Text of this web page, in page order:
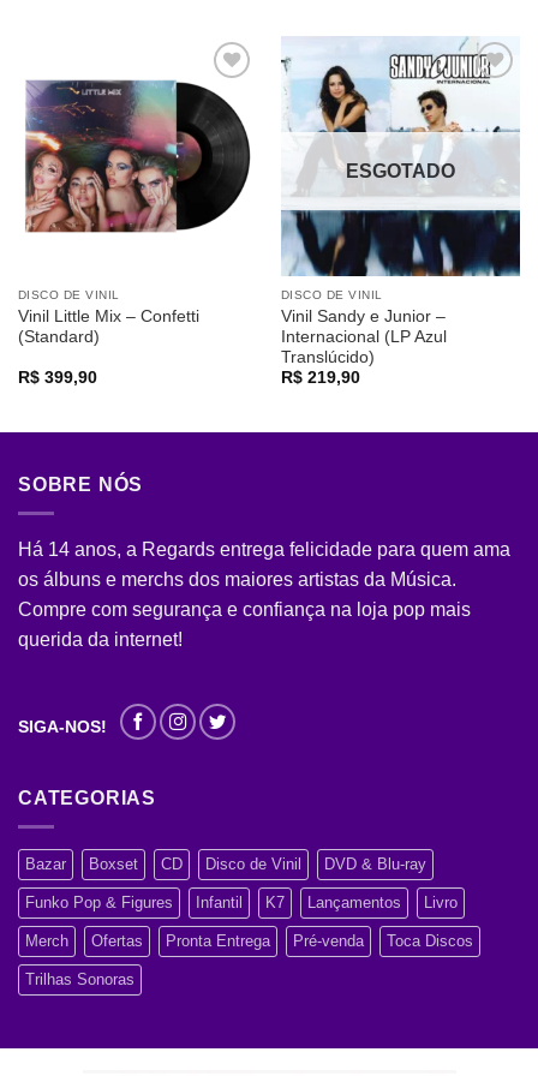
Adicionar
a lista de
desejos
DISCO DE VINIL
Vinil Little Mix – Confetti
(Standard)
R$399,90
Adicionar
a lista de
desejos
ESGOTADO
DISCO DE VINIL
Vinil Sandy e Junior –
Internacional (LP Azul
Translúcido)
R$219,90
SOBRE NÓS
Há 14 anos, a Regards entrega felicidade para quem ama
os álbuns e merchs dos maiores artistas da Música.
Compre com segurança e confiança na loja pop mais
querida da internet!
SIGA-NOS!
CATEGORIAS
Bazar Boxset CD Disco de Vinil DVD & Blu-ray
Funko Pop & Figures Infantil K7 Lançamentos Livro
Merch Ofertas Pronta Entrega Pré-venda Toca Discos
Trilhas Sonoras